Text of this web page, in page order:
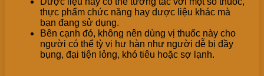
thực phẩm chức năng hay dược liệu khác mà
bạn đang sử dụng.
Bên cạnh đó, không nên dùng vị thuốc này cho
người có thể tỳ vị hư hàn như người dễ bị đầy
bụng, đại tiện lỏng, khó tiêu hoặc sợ lạnh.